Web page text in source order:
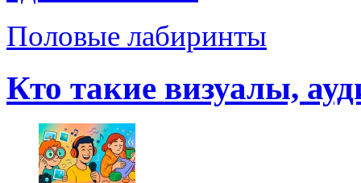
Половые лабиринты
Кто такие визуалы,